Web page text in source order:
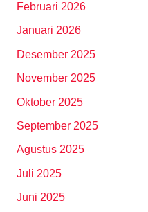
Februari 2026
Januari 2026
Desember 2025
November 2025
Oktober 2025
September 2025
Agustus 2025
Juli 2025
Juni 2025